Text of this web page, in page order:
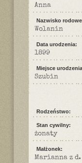
Anna
Nazwisko
Wolanin
Data urodzenia:
1899
Miejsce
Szubin
Rodzeństwo:
Stan cywilny:
żonaty
Małżonek:
Marianna z